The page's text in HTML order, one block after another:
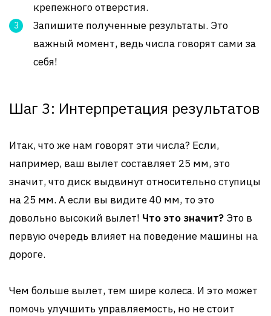
крепежного отверстия.
Запишите полученные результаты. Это
важный момент, ведь числа говорят сами за
себя!
Шаг 3: Интерпретация результатов
Итак, что же нам говорят эти числа? Если,
например, ваш вылет составляет 25 мм, это
значит, что диск выдвинут относительно ступицы
на 25 мм. А если вы видите 40 мм, то это
довольно высокий вылет! Что это значит? Это в
первую очередь влияет на поведение машины на
дороге.
Чем больше вылет, тем шире колеса. И это может
помочь улучшить управляемость, но не стоит